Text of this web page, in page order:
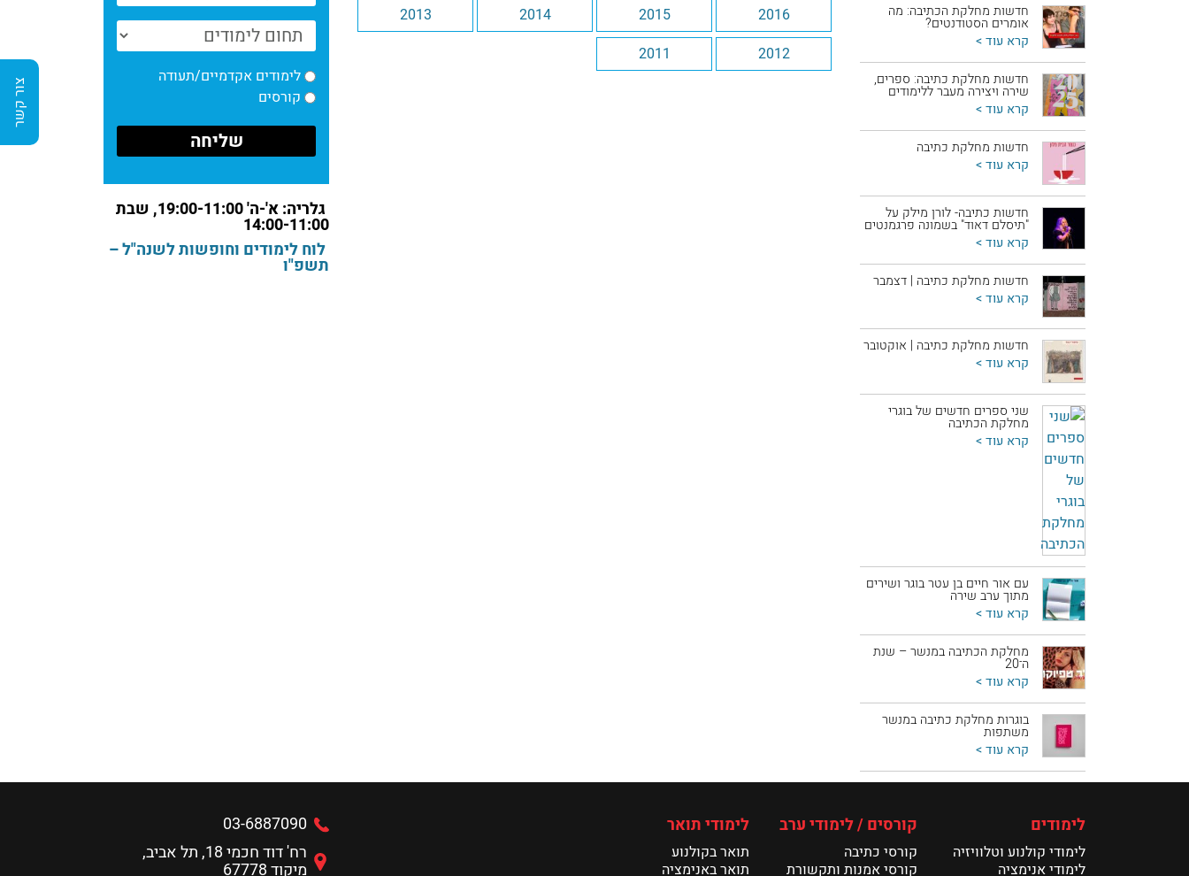
צור קשר
2016
2015
2014
2013
2012
2011
חדשות מחלקת הכתיבה: מה
אומרים הסטודנטים?
קרא עוד >
חדשות מחלקת כתיבה: ספרים,
שירה ויצירה מעבר ללימודים
קרא עוד >
חדשות מחלקת כתיבה
קרא עוד >
חדשות כתיבה- לורן מילק על
"תיסלם דאוד" בשמונה פרגמנטים
קרא עוד >
חדשות מחלקת כתיבה | דצמבר
קרא עוד >
חדשות מחלקת כתיבה | אוקטובר
קרא עוד >
שני ספרים חדשים של בוגרי
מחלקת הכתיבה
קרא עוד >
עם אור חיים בן עטר בוגר ושירים
מתוך ערב שירה
קרא עוד >
מחלקת הכתיבה במנשר – שנת
ה־20
קרא עוד >
בוגרות מחלקת כתיבה במנשר
משתפות
קרא עוד >
לימודים אקדמיים/תעודה
קורסים
גלריה: א'-ה' 19:00-11:00, שבת
14:00-11:00
לוח לימודים וחופשות לשנה"ל –
תשפ"ו
לימודים
לימודי קולנוע וטלוויזיה
לימודי אנימציה
קורסים / לימודי ערב
קורסי כתיבה
קורסי אמנות ותקשורת
לימודי תואר
תואר בקולנוע
תואר באנימציה
03-6887090
רח' דוד חכמי 18, תל אביב,
מיקוד 67778